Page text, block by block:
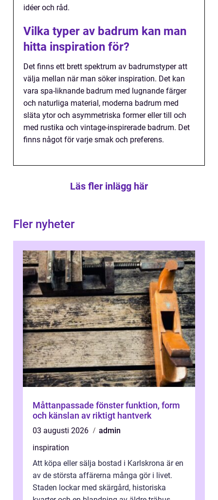
idéer och råd.
Vilka typer av badrum kan man
hitta inspiration för?
Det finns ett brett spektrum av badrumstyper att
välja mellan när man söker inspiration. Det kan
vara spa-liknande badrum med lugnande färger
och naturliga material, moderna badrum med
släta ytor och asymmetriska former eller till och
med rustika och vintage-inspirerade badrum. Det
finns något för varje smak och preferens.
Läs fler inlägg här
Fler nyheter
Måttanpassade fönster funktion, form
och känslan av riktigt hantverk
03 augusti 2026
admin
inspiration
Att köpa eller sälja bostad i Karlskrona är en
av de största affärerna många gör i livet.
Staden lockar med skärgård, historiska